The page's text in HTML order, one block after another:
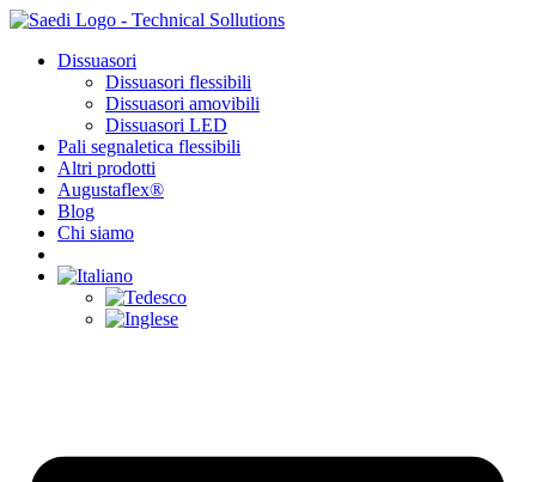
Vai
contenutoDissuasori
Dissuasori flessibili
Dissuasori amovibili
Dissuasori LED
Pali segnaletica flessibili
Altri prodotti
Augustaflex®
Blog
Chi siamo